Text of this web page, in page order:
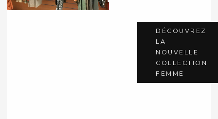
DÉCOUVREZ
LA
NOUVELLE
COLLECTION
FEMME